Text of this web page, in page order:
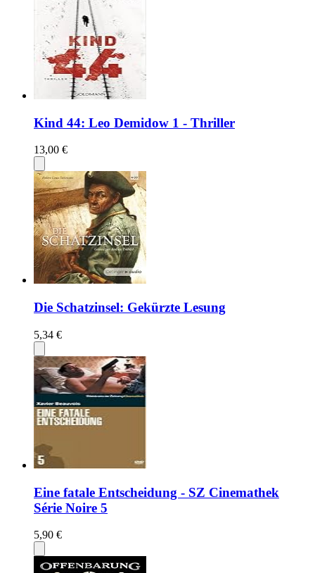
Kind 44: Leo Demidow 1 - Thriller
13,00 €
Die Schatzinsel: Gekürzte Lesung
5,34 €
Eine fatale Entscheidung - SZ Cinemathek
Série Noire 5
5,90 €